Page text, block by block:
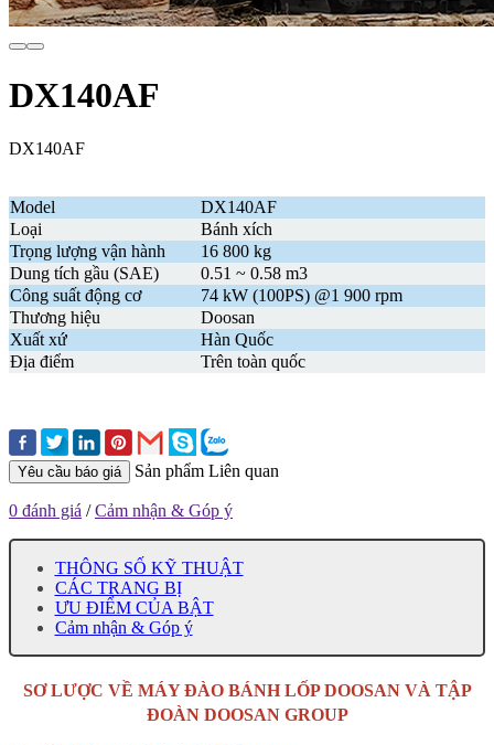
DX140AF
DX140AF
Model
DX140AF
Loại
Bánh xích
Trọng lượng vận hành
16 800 kg
Dung tích gầu (SAE)
0.51 ~ 0.58 m3
Công suất động cơ
74 kW (100PS) @1 900 rpm
Thương hiệu
Doosan
Xuất xứ
Hàn Quốc
Địa điểm
Trên toàn quốc
Yêu cầu báo giá Sản phẩm Liên quan
0 đánh giá /Cảm nhận & Góp ý
THÔNG SỐ KỸ THUẬT
CÁC TRANG BỊ
ƯU ĐIỂM CỦA BẬT
Cảm nhận & Góp ý
SƠ LƯỢC VỀ MÁY ĐÀO BÁNH LỐP DOOSAN VÀ TẬP
ĐOÀN DOOSAN GROUP